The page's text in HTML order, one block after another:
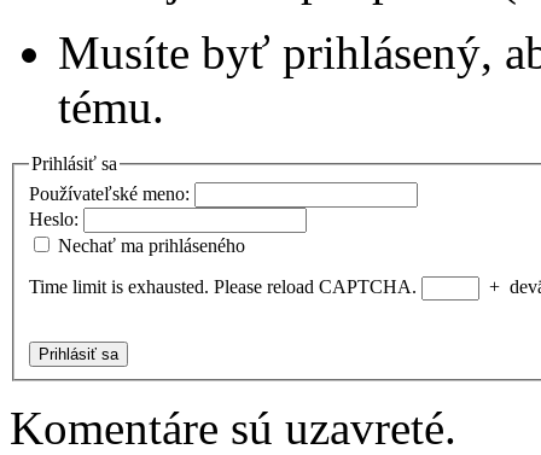
Musíte byť prihlásený,
tému.
Prihlásiť sa
Používateľské meno:
Heslo:
Nechať ma prihláseného
Time limit is exhausted. Please reload CAPTCHA.
+
Prihlásiť sa
Komentáre sú uzavreté.